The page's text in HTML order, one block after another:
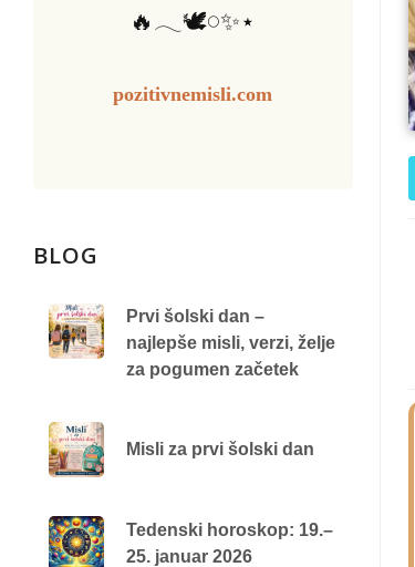
🔥𓂃🕊️𓏸✨⋆
pozitivnemisli.com
BLOG
Prvi šolski dan –
najlepše misli, verzi, želje
za pogumen začetek
Misli za prvi šolski dan
Tedenski horoskop: 19.–
25. januar 2026